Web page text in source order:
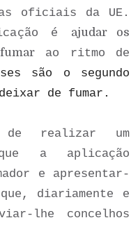
oficiais da UE.
é ajudar os
ao ritmo de
são o segundo
de fumar.
de realizar um
a aplicação
e apresentar-
diariamente e
lhe concelhos